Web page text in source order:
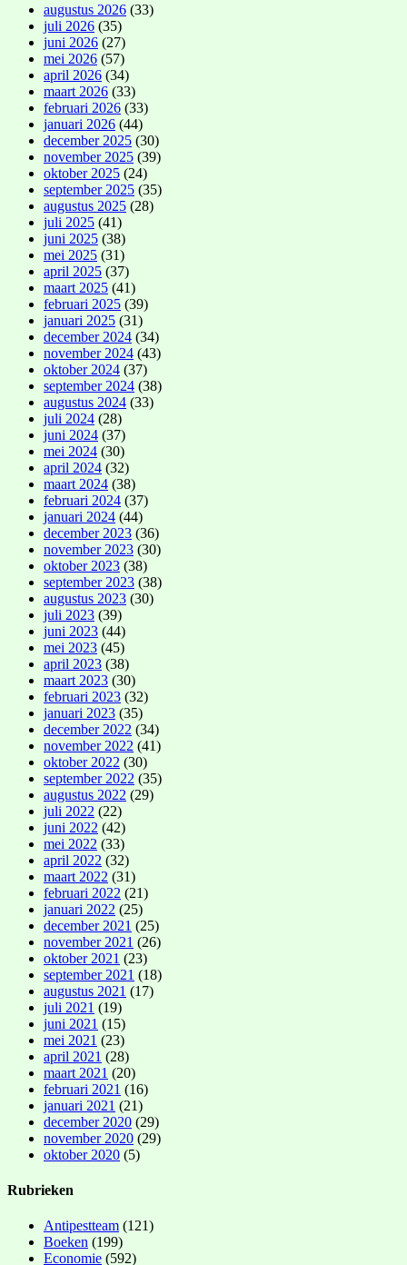
augustus 2026 (33)
juli 2026 (35)
juni 2026 (27)
mei 2026 (57)
april 2026 (34)
maart 2026 (33)
februari 2026 (33)
januari 2026 (44)
december 2025 (30)
november 2025 (39)
oktober 2025 (24)
september 2025 (35)
augustus 2025 (28)
juli 2025 (41)
juni 2025 (38)
mei 2025 (31)
april 2025 (37)
maart 2025 (41)
februari 2025 (39)
januari 2025 (31)
december 2024 (34)
november 2024 (43)
oktober 2024 (37)
september 2024 (38)
augustus 2024 (33)
juli 2024 (28)
juni 2024 (37)
mei 2024 (30)
april 2024 (32)
maart 2024 (38)
februari 2024 (37)
januari 2024 (44)
december 2023 (36)
november 2023 (30)
oktober 2023 (38)
september 2023 (38)
augustus 2023 (30)
juli 2023 (39)
juni 2023 (44)
mei 2023 (45)
april 2023 (38)
maart 2023 (30)
februari 2023 (32)
januari 2023 (35)
december 2022 (34)
november 2022 (41)
oktober 2022 (30)
september 2022 (35)
augustus 2022 (29)
juli 2022 (22)
juni 2022 (42)
mei 2022 (33)
april 2022 (32)
maart 2022 (31)
februari 2022 (21)
januari 2022 (25)
december 2021 (25)
november 2021 (26)
oktober 2021 (23)
september 2021 (18)
augustus 2021 (17)
juli 2021 (19)
juni 2021 (15)
mei 2021 (23)
april 2021 (28)
maart 2021 (20)
februari 2021 (16)
januari 2021 (21)
december 2020 (29)
november 2020 (29)
oktober 2020 (5)
Rubrieken
Antipestteam (121)
Boeken (199)
Economie (592)